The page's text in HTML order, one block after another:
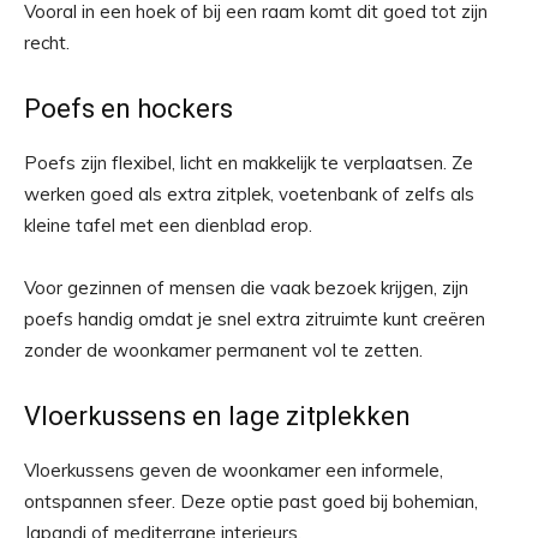
Vooral in een hoek of bij een raam komt dit goed tot zijn
recht.
Poefs en hockers
Poefs zijn flexibel, licht en makkelijk te verplaatsen. Ze
werken goed als extra zitplek, voetenbank of zelfs als
kleine tafel met een dienblad erop.
Voor gezinnen of mensen die vaak bezoek krijgen, zijn
poefs handig omdat je snel extra zitruimte kunt creëren
zonder de woonkamer permanent vol te zetten.
Vloerkussens en lage zitplekken
Vloerkussens geven de woonkamer een informele,
ontspannen sfeer. Deze optie past goed bij bohemian,
Japandi of mediterrane interieurs.